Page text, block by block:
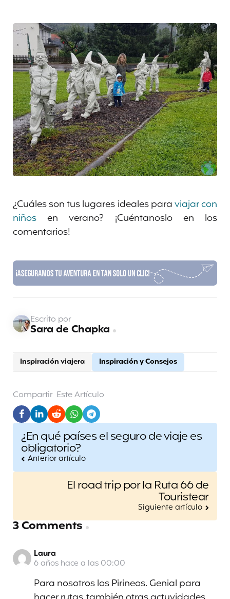
¿Cuáles son tus lugares ideales paraviajar con
niños en verano? ¡Cuéntanoslo en los
comentarios!
Inspiración viajera Inspiración y Consejos
Escrito por
Sara de Chapka
Compartir Este Artículo
Post
navigation
¿En qué países el seguro de viaje es
obligatorio?
Anterior artículo
El road trip por la Ruta 66 de
Touristear
Siguiente artículo
3 Comments
Laura
6 años hace a las 00:00
Para nosotros los Pirineos. Genial para